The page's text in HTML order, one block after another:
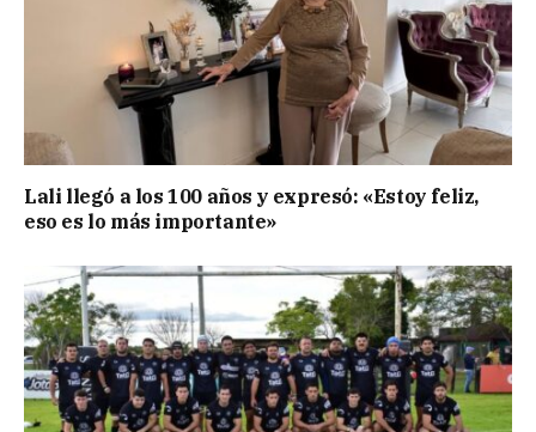
Lali llegó a los 100 años y expresó: «Estoy feliz,
eso es lo más importante»